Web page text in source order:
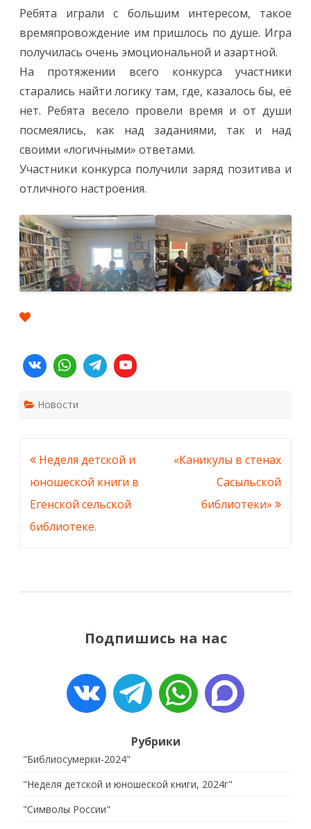
Ребята играли с большим интересом, такое
времяпровождение им пришлось по душе. Игра
получилась очень эмоциональной и азартной.
На протяжении всего конкурса участники
старались найти логику там, где, казалось бы, её
нет. Ребята весело провели время и от души
посмеялись, как над заданиями, так и над
своими «логичными» ответами.
Участники конкурса получили заряд позитива и
отличного настроения.
Новости
Навигация
по
записям
Неделя детской и
юношеской книги в
Егенской сельской
библиотеке.
«Каникулы в стенах
Сасыльской
библиотеки»
Подпишись на нас
Рубрики
"Библиосумерки-2024"
"Неделя детской и юношеской книги, 2024г"
"Символы России"